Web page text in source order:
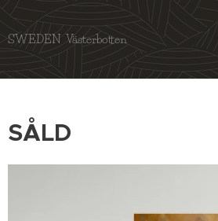
SWEDEN Västerbotten
SÅLD